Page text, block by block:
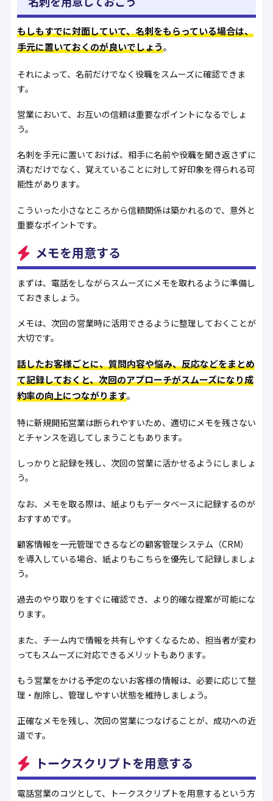
もしもすでに対面していて、名刺をもらっている場合は、
手元に置いておくのが良いでしょう。
それによって、名前だけでなく役職をスムーズに確認できま
す。
営業において、お互いの信頼は重要なポイントになるでしょ
う。
名刺を手元に置いておけば、相手に名前や役職を聞き返さずに
済むだけでなく、覚えていることに対して好印象を得られる可
能性があります。
こういった小さなところから信頼関係は築かれるので、意外と
重要なポイントです。
メモを用意する
まずは、電話をしながらスムーズにメモを取れるように準備し
ておきましょう。
メモは、次回の営業時に活用できるように整理しておくことが
大切です。
話したお客様ごとに、質問内容や悩み、反応などをまとめ
て記録しておくと、次回のアプローチがスムーズになり成
約率の向上につながります。
特に新規開拓営業は断られやすいため、適切にメモを残さない
とチャンスを逃してしまうこともあります。
しっかりと記録を残し、次回の営業に活かせるようにしましょ
う。
なお、メモを取る際は、紙よりもデータベースに記録するのが
おすすめです。
顧客情報を一元管理できるなどの顧客管理システム（CRM）
を導入している場合、紙よりもこちらを優先して記録しましょ
う。
過去のやり取りをすぐに確認でき、より的確な提案が可能にな
ります。
また、チーム内で情報を共有しやすくなるため、担当者が変わ
ってもスムーズに対応できるメリットもあります。
もう営業をかける予定のないお客様の情報は、必要に応じて整
理・削除し、管理しやすい状態を維持しましょう。
正確なメモを残し、次回の営業につなげることが、成功への近
道です。
トークスクリプトを用意する
電話営業のコツとして、トークスクリプトを用意するという方